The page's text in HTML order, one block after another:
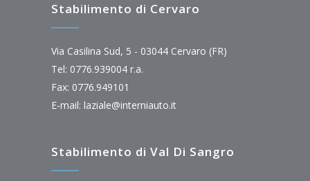
Stabilimento di Cervaro
Via Casilina Sud, 5 - 03044 Cervaro (FR)
Tel: 0776.939004 r.a.
Fax: 0776.949101
E-mail: laziale@interniauto.it
Stabilimento di Val Di Sangro